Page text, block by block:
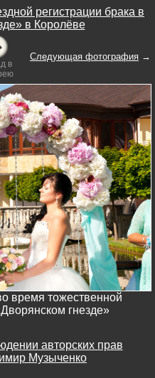
регистрации брака в
в Королёве
в
Следующая фотография →
время тожественной
гнезде»
авторских прав
Музыченко